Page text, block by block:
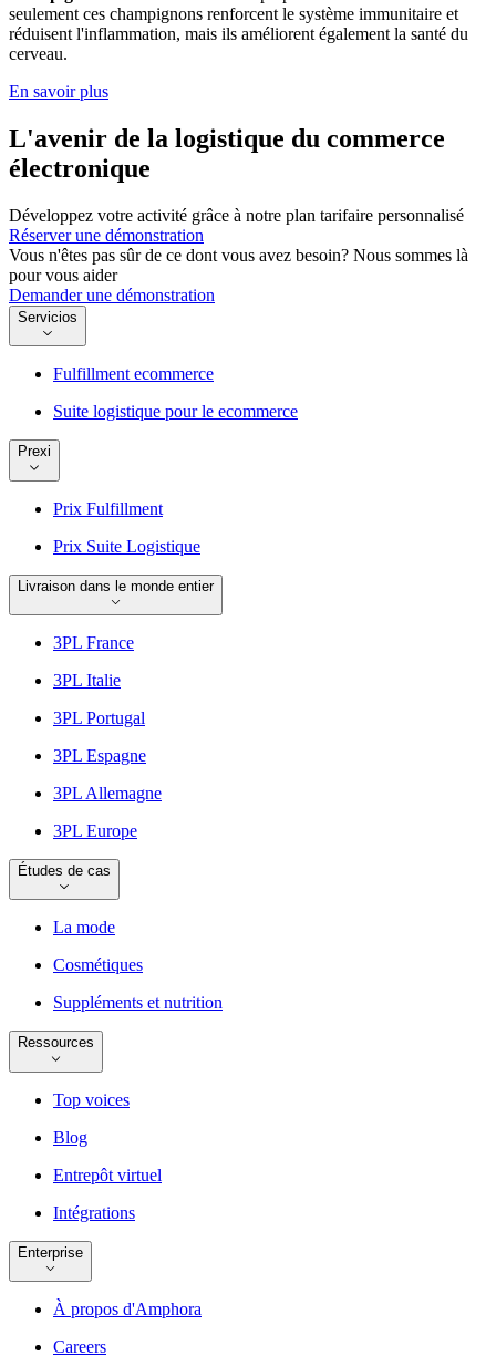
seulement ces champignons renforcent le système immunitaire et
réduisent l'inflammation, mais ils améliorent également la santé du
cerveau.
En savoir plus
L'avenir de la logistique du commerce
électronique
Développez votre activité grâce à notre plan tarifaire personnalisé
Réserver une démonstration
Vous n'êtes pas sûr de ce dont vous avez besoin? Nous sommes là
pour vous aider
Demander une démonstration
Servicios
Fulfillment ecommerce
Suite logistique pour le ecommerce
Prexi
Prix Fulfillment
Prix Suite Logistique
Livraison dans le monde entier
3PL France
3PL Italie
3PL Portugal
3PL Espagne
3PL Allemagne
3PL Europe
Études de cas
La mode
Cosmétiques
Suppléments et nutrition
Ressources
Top voices
Blog
Entrepôt virtuel
Intégrations
Enterprise
À propos d'Amphora
Careers